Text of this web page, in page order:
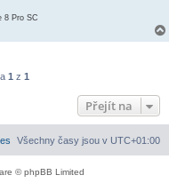
8 Pro SC
1 z 1
Přejít na
Všechny časy jsou v UTC+01:00
© phpBB Limited